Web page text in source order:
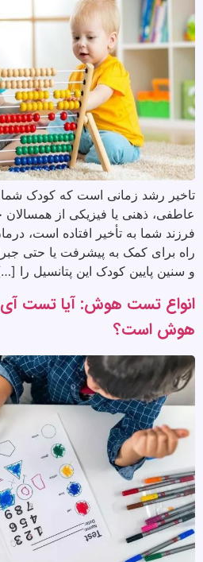
تاخیر رشد زمانی است که کودک شما
عاطفی، ذهنی یا فیزیکی از
فرزند شما به تأخیر افتاده است،
راه برای کمک به پیشرفت یا حتی
و سنین پایین کودک این پتانسیل را
انواع تست هوش: آیا تست
هوش است؟